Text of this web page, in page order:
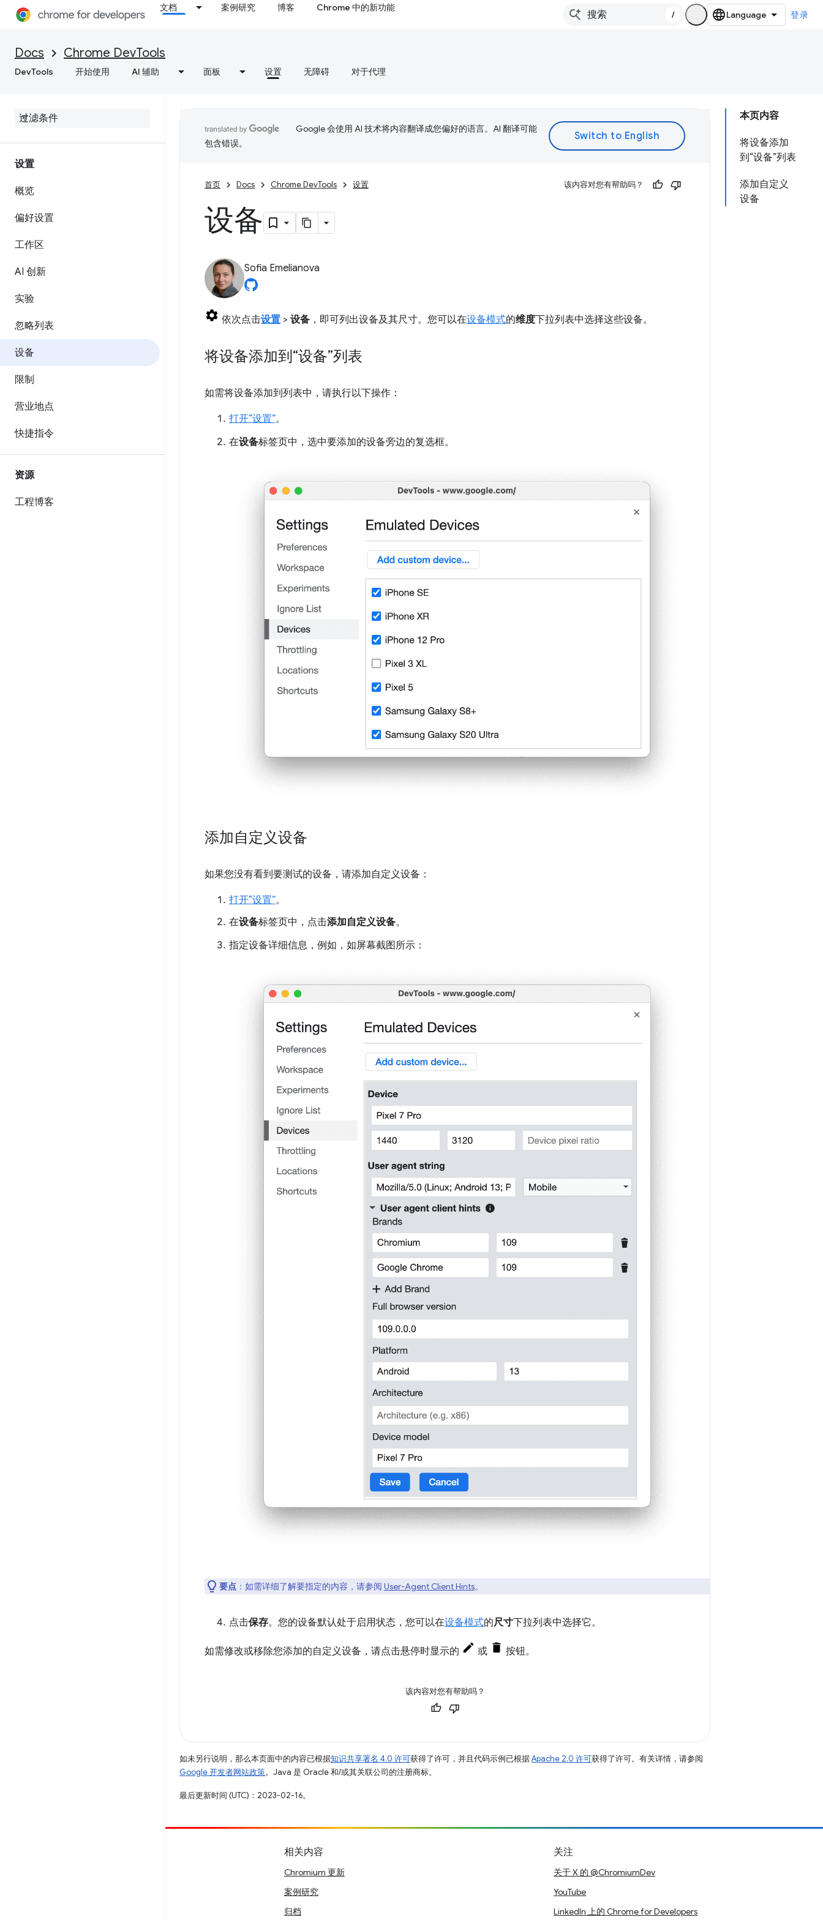
文档 案例研究 博客 Chrome 中的新功能
/ 登录
Docs Chrome DevTools
DevTools 开始使用 AI 辅助 面板 设置 无障碍 对于代理
设置
概览
偏好设置
工作区
AI 创新
实验
忽略列表
设备
限制
营业地点
快捷指令
资源
工程博客
本页内容
将设备添加
到“设备”列表
添加自定义
设备
Google 会使用 AI 技术将内容翻译成您偏好的语言。AI 翻译可能
包含错误。
首页 Docs Chrome DevTools 设置 该内容对您有帮助吗？
设备
Sofia Emelianova
依次点击设置 > 设备 ，即可列出设备及其尺寸。您可以在设备模式的维度下拉列表中选择这些设备。
将设备添加到“设备”列表
如需将设备添加到列表中，请执行以下操作：
打开“设置”。
在设备标签页中，选中要添加的设备旁边的复选框。
添加自定义设备
如果您没有看到要测试的设备，请添加自定义设备：
打开“设置”。
在设备标签页中，点击添加自定义设备。
指定设备详细信息，例如，如屏幕截图所示：
要点 ：如需详细了解要指定的内容，请参阅 User-Agent Client Hints。
点击保存。您的设备默认处于启用状态，您可以在设备模式的尺寸下拉列表中选择它。
如需修改或移除您添加的自定义设备，请点击悬停时显示的 或 按钮。
该内容对您有帮助吗？
如未另行说明，那么本页面中的内容已根据知识共享署名 4.0 许可获得了许可，并且代码示例已根据Apache 2.0 许可获得了许可。有关详情，请参阅
Google 开发者网站政策。Java 是 Oracle 和/或其关联公司的注册商标。
最后更新时间 (UTC)：2023-02-16。
相关内容
Chromium 更新
案例研究
归档
关注
关于 X 的 @ChromiumDev
YouTube
LinkedIn 上的 Chrome for Developers